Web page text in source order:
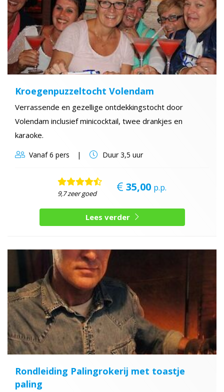
Kroegenpuzzeltocht Volendam
Verrassende en gezellige ontdekkingstocht door
Volendam inclusief minicocktail, twee drankjes en
karaoke.
Vanaf6 pers Duur3,5 uur
9,7 zeer goed 35,00 p.p.
Lees verder
Rondleiding Palingrokerij met toastje
paling